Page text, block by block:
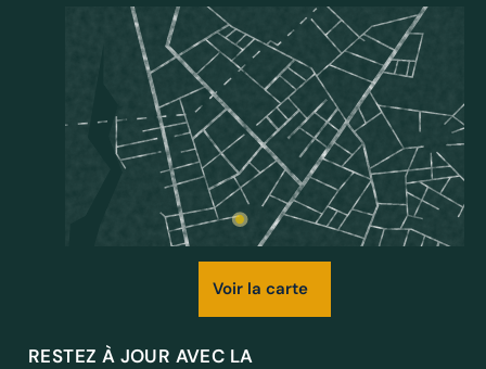
Voir la carte
RESTEZ À JOUR AVEC LA